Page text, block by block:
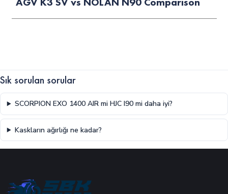
Sık sorulan sorular
SCORPION EXO 1400 AIR mi HJC I90 mi daha iyi?
Kaskların ağırlığı ne kadar?